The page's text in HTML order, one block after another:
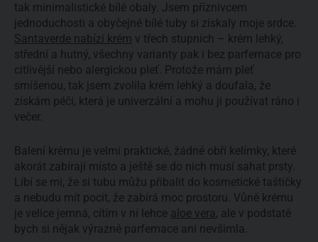
tak minimalistické bílé obaly. Jsem příznivcem
jednoduchosti a obyčejné bílé tuby si získaly moje srdce.
Santaverde nabízí krém v třech stupních – krém lehký,
střední a hutný, všechny varianty pak i bez parfemace pro
citlivější nebo alergickou pleť. Protože mám pleť
smíšenou, tak jsem zvolila krém lehký a doufala, že
získám péči, která je univerzální a mohu ji používat ráno i
večer.
Balení krému je velmi praktické, žádné obří kelímky, které
akorát zabírají místo a ještě se do nich musí sahat prsty.
Líbí se mi, že si tubu můžu přibalit do kosmetické taštičky
a nebudu mít pocit, že zabírá moc prostoru. Vůně krému
je velice jemná, cítím v ní lehce aloe vera, ale v podstatě
bych si nějak výrazné parfemace ani nevšimla.